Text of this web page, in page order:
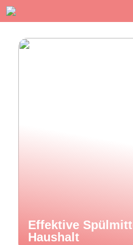
Effektive
Haushalt